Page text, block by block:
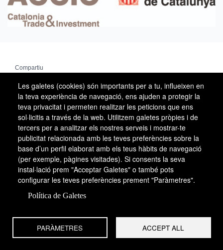
Compartiu
Facebook
Email
WhatsApp
Les galetes (cookies) són importants per a tu, influeixen en
la teva experiència de navegació, ens ajuden a protegir la
teva privacitat i permeten realitzar les peticions que ens
sol·licitis a través de la web. Utilitzem galetes pròpies i de
tercers per a analitzar els nostres serveis i mostrar-te
publicitat relacionada amb les teves preferències sobre la
base d’un perfil elaborat amb els teus hàbits de navegació
(per exemple, pàgines visitades). Si consents la seva
instal·lació prem "Acceptar Galetes" o també pots
configurar les teves preferències prement "Paràmetres".
Política de Galetes
PARÀMETRES ACCEPT ALL